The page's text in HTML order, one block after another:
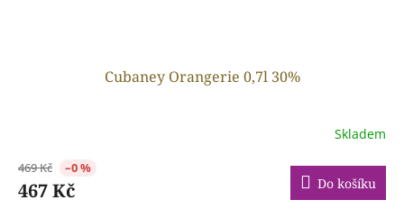
Cubaney Orangerie 0,7l 30%
Skladem
469 Kč –0 %
467 Kč Do košíku